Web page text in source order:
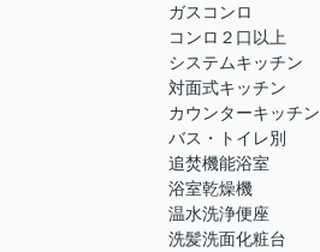
ガスコンロ
コンロ２口以上
システムキッチン
対面式キッチン
カウンターキッチン
バス・トイレ別
追焚機能浴室
浴室乾燥機
温水洗浄便座
洗髪洗面化粧台